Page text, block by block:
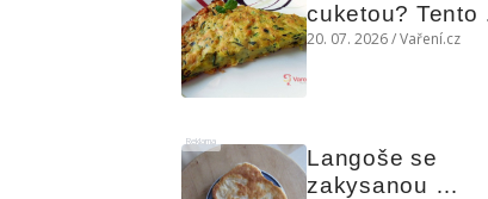
cuketou? Tento
levný slaný koláč
20. 07. 2026 / Vaření.cz
Reklama
Langoše se
zakysanou